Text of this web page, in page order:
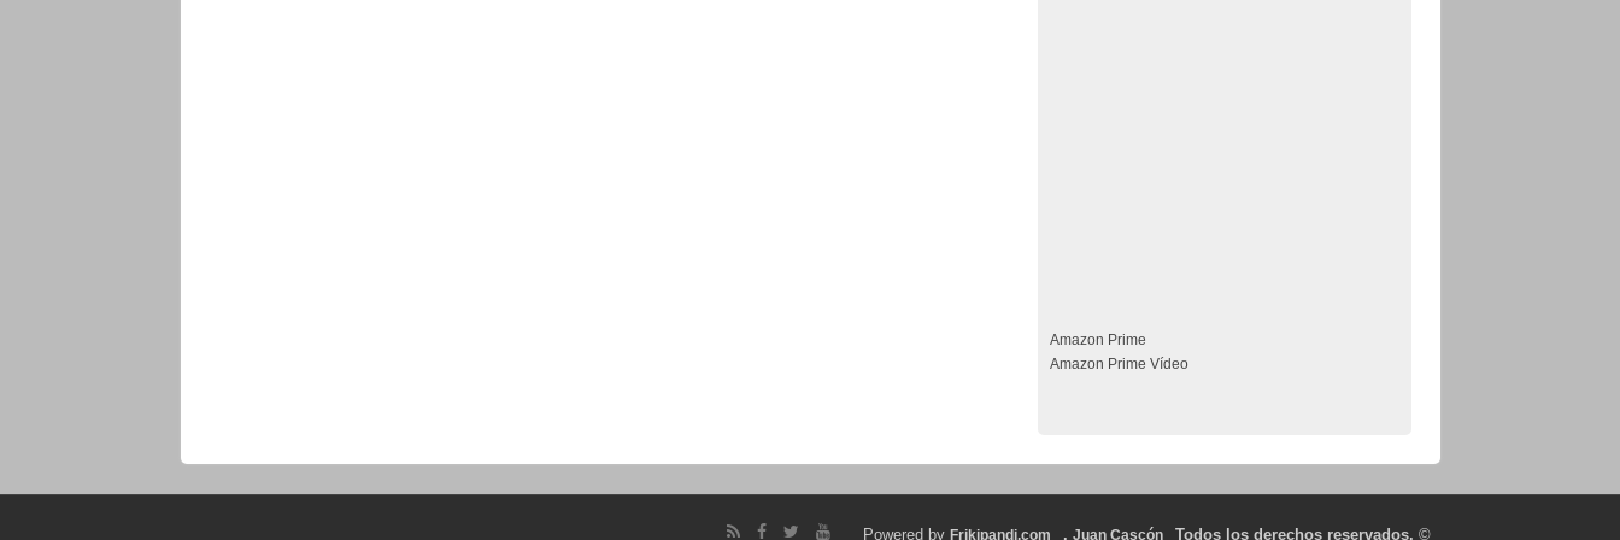
Amazon Prime
Amazon Prime Vídeo
Powered by Frikipandi.com . Juan Cascón Todos los derechos reservados. ©